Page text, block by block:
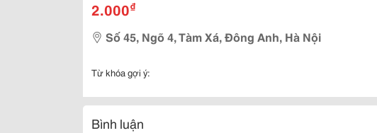
2.000₫
Số 45, Ngõ 4, Tàm Xá, Đông Anh, Hà Nội
Từ khóa gợi ý:
Bình luận